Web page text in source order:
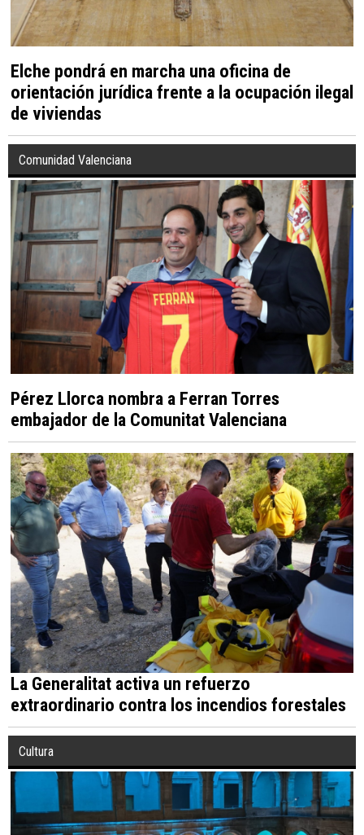
Elche pondrá en marcha una oficina de
orientación jurídica frente a la ocupación ilegal
de viviendas
Comunidad Valenciana
Pérez Llorca nombra a Ferran Torres
embajador de la Comunitat Valenciana
La Generalitat activa un refuerzo
extraordinario contra los incendios forestales
Cultura